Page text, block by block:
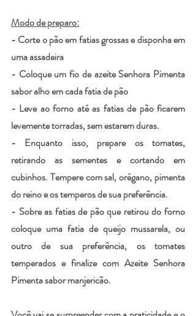
Modo de preparo:
- Corte o pão em fatias grossas e disponha em
uma assadeira
- Coloque um fio de azeite Senhora Pimenta
sabor alho em cada fatia de pão
- Leve ao forno até as fatias de pão ficarem
levemente torradas, sem estarem duras.
- Enquanto isso, prepare os tomates,
retirando as sementes e cortando em
cubinhos. Tempere com sal, orégano, pimenta
do reino e os temperos de sua preferência.
- Sobre as fatias de pão que retirou do forno
coloque uma fatia de queijo mussarela, ou
outro de sua preferência, os tomates
temperados e finalize com Azeite Senhora
Pimenta sabor manjericão.